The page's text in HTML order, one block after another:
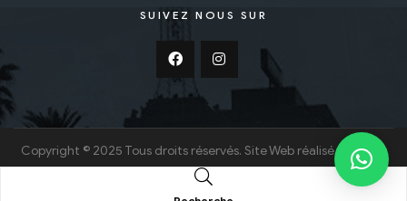
SUIVEZ NOUS SUR
Copyright © 2025 Tous droits réservés. Site Web réalisé parHTN
TUNISIA